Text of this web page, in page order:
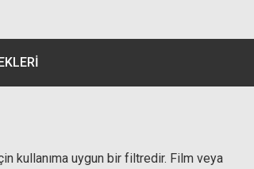
kullanıma uygun bir filtredir. Film veya